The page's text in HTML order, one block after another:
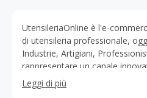
UtensileriaOnline è l'e-
di utensileria professionale,
Industrie, Artigiani,
rappresentare un canale
consulenza online di utensili,
attrezzature professionali
Leggi di più